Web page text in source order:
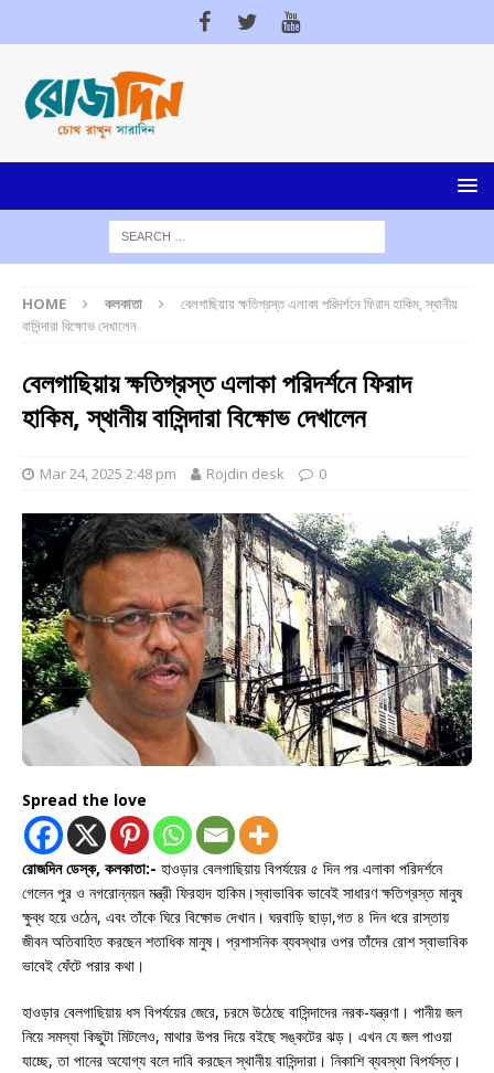
HOME কলকাতা
বেলগাছিয়ায় ক্ষতিগ্রস্ত এলাকা পরিদর্শনে ফিরাদ হাকিম, স্থানীয়
বাসিন্দারা বিক্ষোভ দেখালেন
বেলগাছিয়ায় ক্ষতিগ্রস্ত এলাকা পরিদর্শনে ফিরাদ
হাকিম, স্থানীয় বাসিন্দারা বিক্ষোভ দেখালেন
Mar 24, 2025 2:48 pm Rojdin desk 0
Spread the love
রোজদিন ডেস্ক, কলকাতা:- হাওড়ার বেলগাছিয়ায় বিপর্যয়ের ৫ দিন পর এলাকা পরিদর্শনে
গেলেন পুর ও নগরোন্নয়ন মন্ত্রী ফিরহাদ হাকিম।স্বাভাবিক ভাবেই সাধারণ ক্ষতিগ্রস্ত মানুষ
ক্ষুব্ধ হয়ে ওঠেন, এবং তাঁকে ঘিরে বিক্ষোভ দেখান। ঘরবাড়ি ছাড়া,গত ৪ দিন ধরে রাস্তায়
জীবন অতিবাহিত করছেন শতাধিক মানুষ। প্রশাসনিক ব্যবস্থার ওপর তাঁদের রোশ স্বাভাবিক
ভাবেই ফেঁটে পরার কথা।
হাওড়ার বেলগাছিয়ায় ধস বিপর্যয়ের জেরে, চরমে উঠেছে বাসিন্দাদের নরক-যন্ত্রণা। পানীয় জল
নিয়ে সমস্যা কিছুটা মিটলেও, মাথার উপর দিয়ে বইছে সঙ্কটের ঝড়। এখন যে জল পাওয়া
যাচ্ছে, তা পানের অযোগ্য বলে দাবি করছেন স্থানীয় বাসিন্দারা। নিকাশি ব্যবস্থা বিপর্যস্ত।